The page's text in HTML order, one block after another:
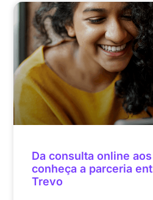
Da consulta online
conheça a parceria
Trevo